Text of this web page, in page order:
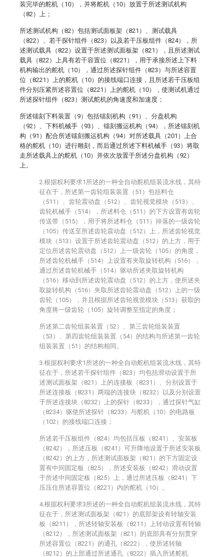
装完毕的舵机（10），并将舵机（10）放置于所述测试机构
（82）上；
所述测试机构（82）包括测试面板架（821）、测试载具
（822）、若干探针组件（823）以及若干压板组件（824），所
述测试载具（822）设置于所述测试面板架（821），且所述测试
载具（822）上具有若干容置位（8221），用于承接所述上下料
机构输出的舵机（10），通过所述探针组件（823）与所述容置
位（8221）上的舵机（10）的接线端口连接，且所述若干压板组
件分别压紧所述容置位（8221）上的舵机（10），使测试机通过
所述探针组件（823）测试舵机的角速度和加速度；
所述镭刻下料装置（9）包括镭刻机构（91）、分盘机构
（92）、下料机械手（93）、镭刻搬运机构（94），所述镭刻机
构（91）配合所述镭刻搬运机构（94）对所述载具（201）上合
格的舵机（10）进行雕刻，而后通过所述下料机械手（93）将取
走所述载具上的舵机（10）并依次放置于所述分盘机构（92）
上。
2.根据权利要求1所述的一种全自动舵机组装流水线，其特
征在于，所述第一齿轮组装装置（51）包括料仓
（511）、齿轮震动盘（512）、齿轮视觉模块（513）、
齿轮机械手（514），所述料仓（511）的下方设置有齿轮
传送带（515），用于将所述料仓（511）掉落的一级齿轮
（105）传送至所述齿轮震动盘（512）上，所述齿轮视觉
模块（513）设置于所述齿轮震动盘（512）的上方，用于
定位所述齿轮震动盘（512）上一级齿轮（105）的角度，
所述齿轮机械手（514）上设置有夹取旋转机构（516），
通过所述齿轮机械手（514）驱动所述夹取旋转机构
（516）移动到所述齿轮震动盘（512）的上方，使所述夹
取旋转机构（516）夹取所述齿轮震动盘（512）上的一级
齿轮（105），并且根据所述齿轮视觉模块（513）获取的
角度将一级齿轮（105）旋转调整至指定的角度；
所述第二齿轮组装装置（52）、第三齿轮组装装置
（53）、第四齿轮组装装置（54）的结构与所述第一齿轮
组装装置（51）的结构相同。
3.根据权利要求1所述的一种全自动舵机组装流水线，其特
征在于，所述若干探针组件（823）均包括滑动设置于所
述测试面板架（821）上的连接板（8231）、分别设置于
所述连接板（8231）两端的连接块（8232）以及分别设置
于所述连接块（8232）上的探针（8233），通过探针气缸
（8234）驱使所述探针（8233）与舵机（10）的电路板
（102）的接线端口连接；
所述若干压板组件（824）均包括压板（8241）、安装板
（8242），所述压板（8241）可升降地设置于所述安装板
（8242）的上方，所述测试面板架（821）的下方固定设
置有中间固定板（825），所述安装板（8242）滑动设置
于所述中间固定板（825）上，通过所述压板（8241）下
压压住所述容置位（8221）内的舵机（10）。
4.根据权利要求3所述的一种全自动舵机组装流水线，其特
征在于，所述测试面板架（821）的底部架设有转轴安装
板（8211），所述转轴安装板（8211）上转动设置有转轴
（8212），所述测试面板架（821）的底部具有分别贯穿
所述容置位（8221）的通孔（8222），使所述转轴
（8212）的上部通过所述通孔（8222）插入所述舵机